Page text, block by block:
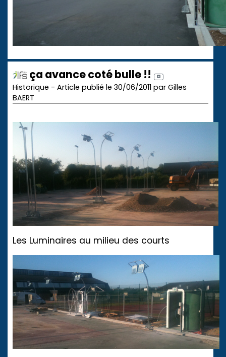
ça avance coté bulle !!
Historique - Article publié le 30/06/2011 par Gilles
BAERT
Les Luminaires au milieu des courts